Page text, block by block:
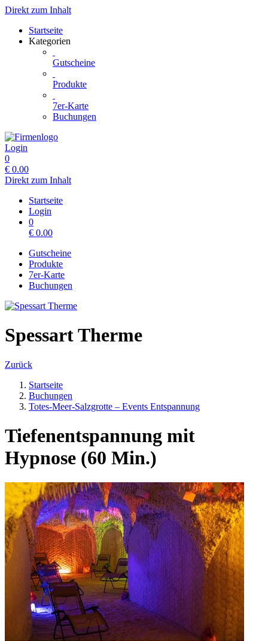
Direkt zum Inhalt
Startseite
Kategorien
Gutscheine
Produkte
7er-Karte
Buchungen
Login
0
€ 0.00
Direkt zum Inhalt
Startseite
Login
0
€ 0.00
Gutscheine
Produkte
7er-Karte
Buchungen
Spessart Therme
Zurück
Startseite
Buchungen
Totes-Meer-Salzgrotte – Events Entspannung
Tiefenentspannung mit
Hypnose (60 Min.)